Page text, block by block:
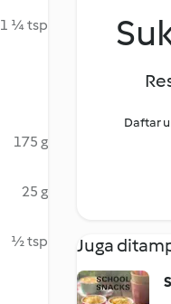
1 ¼ tsp
175 g
25 g
½ tsp
Daftar
Juga